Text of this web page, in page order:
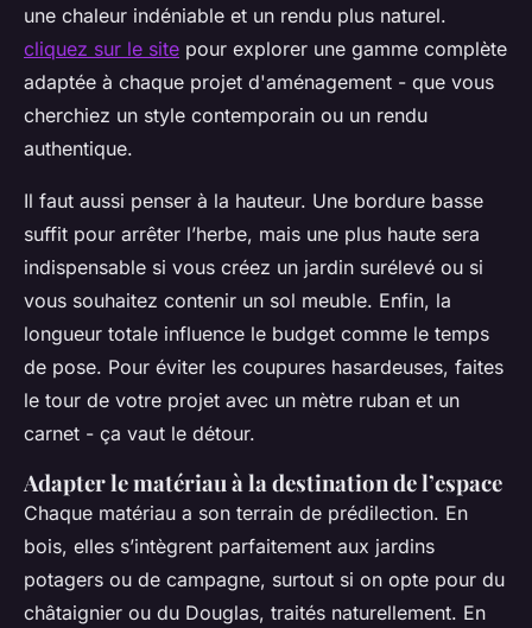
une chaleur indéniable et un rendu plus naturel.
cliquez sur le site pour explorer une gamme complète
adaptée à chaque projet d'aménagement - que vous
cherchiez un style contemporain ou un rendu
authentique.
Il faut aussi penser à la hauteur. Une bordure basse
suffit pour arrêter l’herbe, mais une plus haute sera
indispensable si vous créez un jardin surélevé ou si
vous souhaitez contenir un sol meuble. Enfin, la
longueur totale influence le budget comme le temps
de pose. Pour éviter les coupures hasardeuses, faites
le tour de votre projet avec un mètre ruban et un
carnet - ça vaut le détour.
Adapter le matériau à la destination de l’espace
Chaque matériau a son terrain de prédilection. En
bois, elles s’intègrent parfaitement aux jardins
potagers ou de campagne, surtout si on opte pour du
châtaignier ou du Douglas, traités naturellement. En